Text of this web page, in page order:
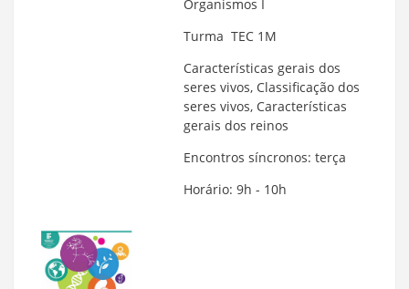
Organismos I
Turma TEC 1M
Características gerais dos
seres vivos, Classificação dos
seres vivos, Características
gerais dos reinos
Encontros síncronos: terça
Horário: 9h - 10h